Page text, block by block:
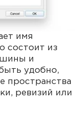
имя
состоит из
и
удобно,
пространства
ревизий или